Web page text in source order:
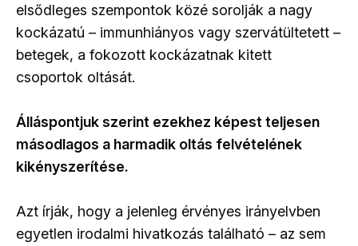
elsődleges szempontok közé sorolják a nagy
kockázatú – immunhiányos vagy szervátültetett –
betegek, a fokozott kockázatnak kitett
csoportok oltását.
Álláspontjuk szerint ezekhez képest teljesen
másodlagos a harmadik oltás felvételének
kikényszerítése.
Azt írják, hogy a jelenleg érvényes irányelvben
egyetlen irodalmi hivatkozás található – az sem